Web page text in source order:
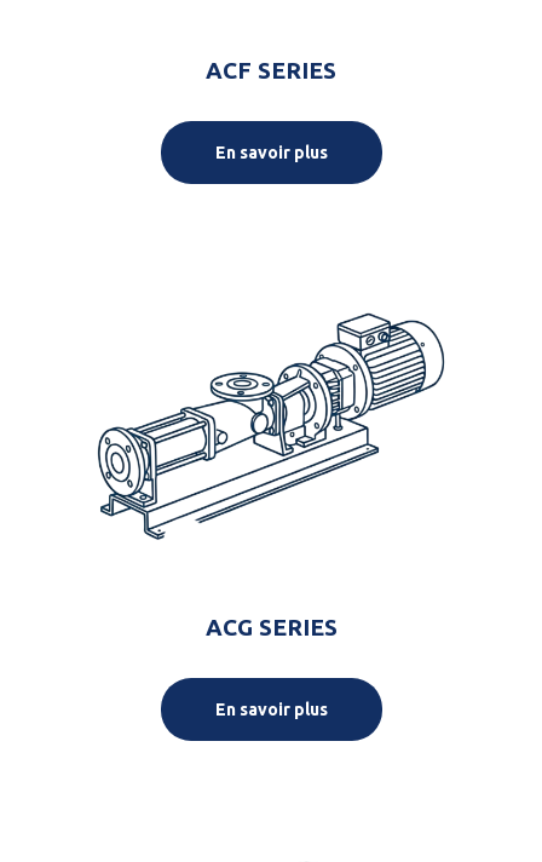
ACF SERIES
En savoir plus
ACG SERIES
En savoir plus